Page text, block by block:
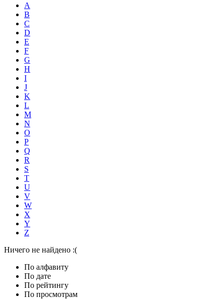
A
B
C
D
E
F
G
H
I
J
K
L
M
N
O
P
Q
R
S
T
U
V
W
X
Y
Z
Ничего не найдено :(
По алфавиту
По дате
По рейтингу
По просмотрам